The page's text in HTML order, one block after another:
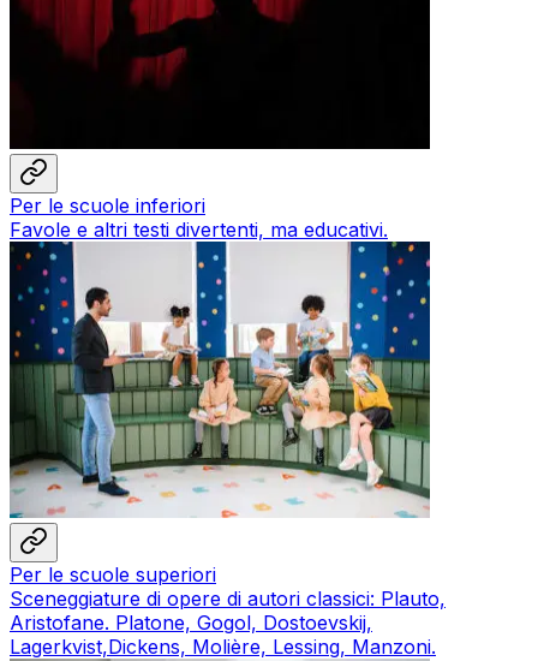
Per le scuole inferiori
Favole e altri testi divertenti, ma educativi.
Per le scuole superiori
Sceneggiature di opere di autori classici: Plauto,
Aristofane. Platone, Gogol, Dostoevskij,
Lagerkvist,Dickens, Molière, Lessing, Manzoni.